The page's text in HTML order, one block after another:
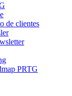
de clientes
PRTG